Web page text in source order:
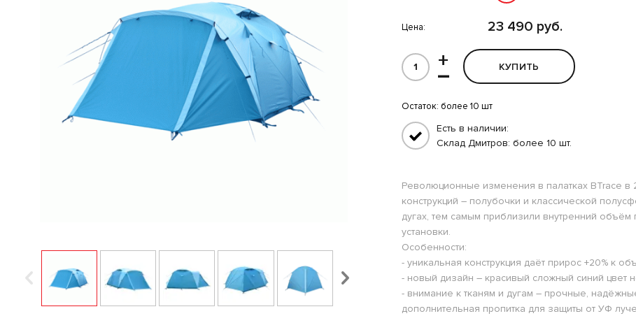
Цена: 23 490 руб.
–
+ КУПИТЬ
Остаток: более 10 шт
Есть в наличии:
Склад Дмитров: более 10 шт.
Революционные изменения в палатках BTrace
конструкций – полубочки и классической
дугах, тем самым приблизили внутренний
установки.
Особенности:
- уникальная конструкция даёт прирос +20% к
- новый дизайн – красивый сложный синий цвет
- внимание к тканям и дугам – прочные,
дополнительная пропитка для защиты от УФ